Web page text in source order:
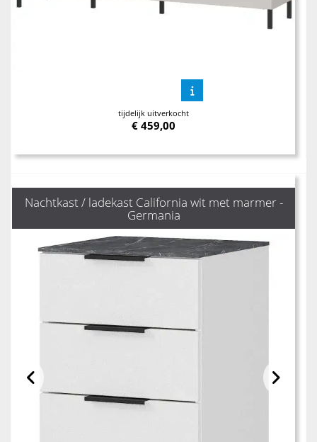
tijdelijk uitverkocht
€ 459,00
Nachtkast / ladekast California wit met marmer -
Germania